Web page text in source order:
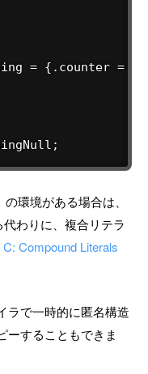
= {.counter =
環境がある場合は、
わりに、複合リテラ
Compound Literals
ラで一時的に匿名構造
ーすることもできま